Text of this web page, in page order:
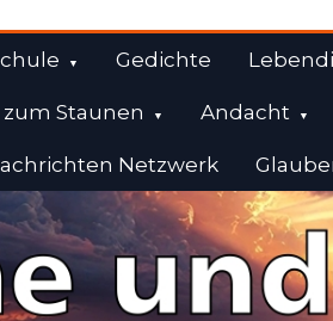
Gedichte
Staunen Andacht
Netzwerk
Bibel